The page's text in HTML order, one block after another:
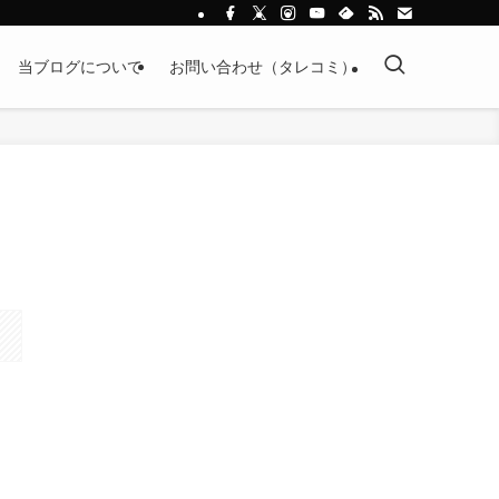
当ブログについて お問い合わせ（タレコミ）